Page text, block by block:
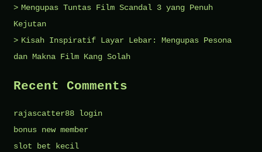
Mengupas Tuntas Film Scandal 3 yang Penuh
Kejutan
Kisah Inspiratif Layar Lebar: Mengupas Pesona
dan Makna Film Kang Solah
Recent Comments
rajascatter88 login
bonus new member
slot bet kecil